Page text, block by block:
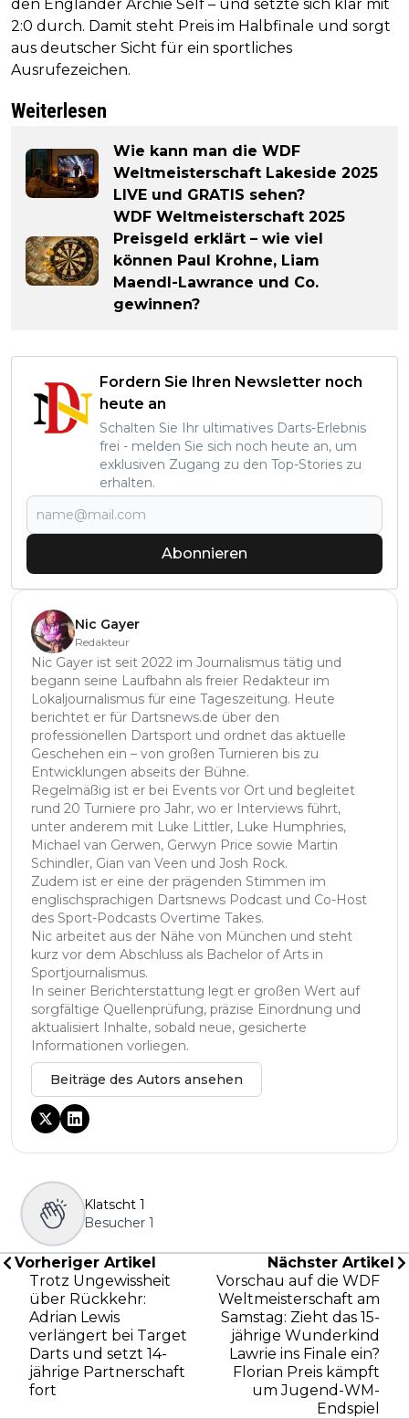
den Engländer Archie Self – und setzte sich klar mit
2:0 durch. Damit steht Preis im Halbfinale und sorgt
aus deutscher Sicht für ein sportliches
Ausrufezeichen.
Weiterlesen
Wie kann man die WDF
Weltmeisterschaft Lakeside 2025
LIVE und GRATIS sehen?
WDF Weltmeisterschaft 2025
Preisgeld erklärt – wie viel
können Paul Krohne, Liam
Maendl-Lawrance und Co.
gewinnen?
Fordern Sie Ihren Newsletter noch
heute an
Schalten Sie Ihr ultimatives Darts-Erlebnis
frei - melden Sie sich noch heute an, um
exklusiven Zugang zu den Top-Stories zu
erhalten.
Abonnieren
Nic Gayer
Redakteur
Nic Gayer ist seit 2022 im Journalismus tätig und
begann seine Laufbahn als freier Redakteur im
Lokaljournalismus für eine Tageszeitung. Heute
berichtet er für Dartsnews.de über den
professionellen Dartsport und ordnet das aktuelle
Geschehen ein – von großen Turnieren bis zu
Entwicklungen abseits der Bühne.
Regelmäßig ist er bei Events vor Ort und begleitet
rund 20 Turniere pro Jahr, wo er Interviews führt,
unter anderem mit Luke Littler, Luke Humphries,
Michael van Gerwen, Gerwyn Price sowie Martin
Schindler, Gian van Veen und Josh Rock.
Zudem ist er eine der prägenden Stimmen im
englischsprachigen Dartsnews Podcast und Co-Host
des Sport-Podcasts Overtime Takes.
Nic arbeitet aus der Nähe von München und steht
kurz vor dem Abschluss als Bachelor of Arts in
Sportjournalismus.
In seiner Berichterstattung legt er großen Wert auf
sorgfältige Quellenprüfung, präzise Einordnung und
aktualisiert Inhalte, sobald neue, gesicherte
Informationen vorliegen.
Beiträge des Autors ansehen
Klatscht 1
Besucher 1
Vorheriger Artikel
Trotz Ungewissheit
über Rückkehr:
Adrian Lewis
verlängert bei Target
Darts und setzt 14-
jährige Partnerschaft
fort
Nächster Artikel
Vorschau auf die WDF
Weltmeisterschaft am
Samstag: Zieht das 15-
jährige Wunderkind
Lawrie ins Finale ein?
Florian Preis kämpft
um Jugend-WM-
Endspiel